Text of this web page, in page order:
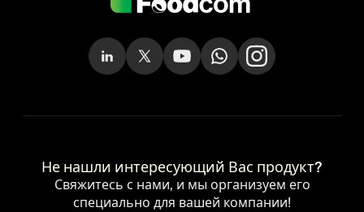
Не нашли интересующий Вас продукт?
Свяжитесь с нами, и мы организуем его
специально для вашей компании!